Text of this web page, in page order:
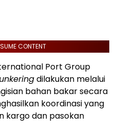
CONTENT
Port Group
dilakukan melalui
bahan bakar secara
koordinasi yang
kargo dan pasokan